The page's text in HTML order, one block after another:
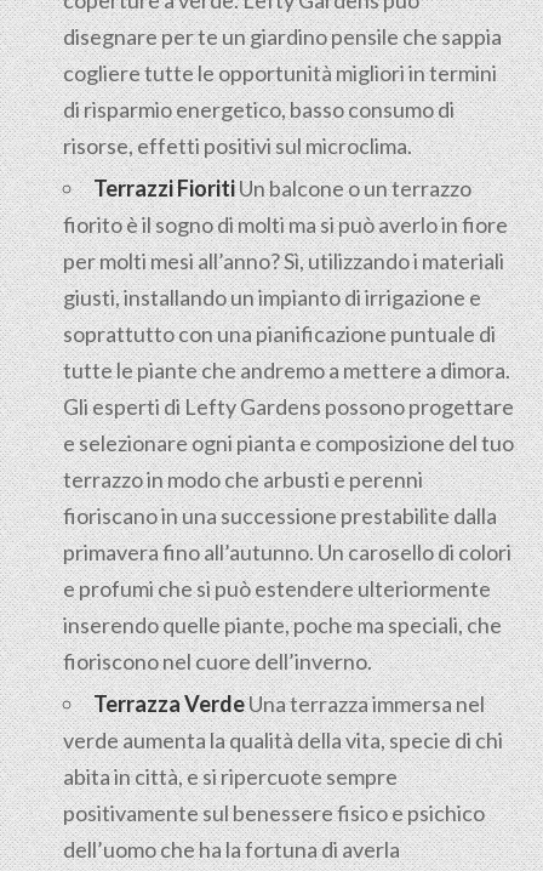
disegnare per te un giardino pensile che sappia
cogliere tutte le opportunità migliori in termini
di risparmio energetico, basso consumo di
risorse, effetti positivi sul microclima.
Terrazzi FioritiUn balcone o un terrazzo
fiorito è il sogno di molti ma si può averlo in fiore
per molti mesi all’anno? Sì, utilizzando i materiali
giusti, installando un impianto di irrigazione e
soprattutto con una pianificazione puntuale di
tutte le piante che andremo a mettere a dimora.
Gli esperti di Lefty Gardens possono progettare
e selezionare ogni pianta e composizione del tuo
terrazzo in modo che arbusti e perenni
fioriscano in una successione prestabilite dalla
primavera fino all’autunno. Un carosello di colori
e profumi che si può estendere ulteriormente
inserendo quelle piante, poche ma speciali, che
fioriscono nel cuore dell’inverno.
Terrazza VerdeUna terrazza immersa nel
verde aumenta la qualità della vita, specie di chi
abita in città, e si ripercuote sempre
positivamente sul benessere fisico e psichico
dell’uomo che ha la fortuna di averla